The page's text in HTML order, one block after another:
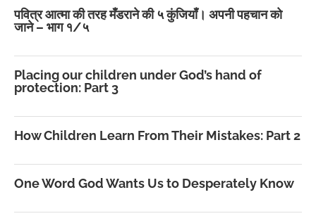
पवित्र आत्मा की तरह मँडराने की ५ कुंजियाँ। अपनी पहचान को
जाने – भाग १/५
Placing our children under God’s hand of
protection: Part 3
How Children Learn From Their Mistakes: Part 2
One Word God Wants Us to Desperately Know